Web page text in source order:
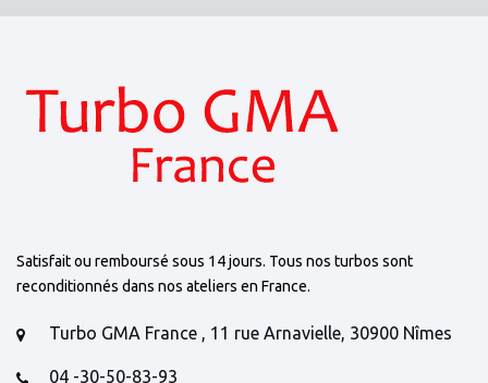
Satisfait ou remboursé sous 14 jours. Tous nos turbos sont
reconditionnés dans nos ateliers en France.
Turbo GMA France , 11 rue Arnavielle, 30900 Nîmes
04 -30-50-83-93